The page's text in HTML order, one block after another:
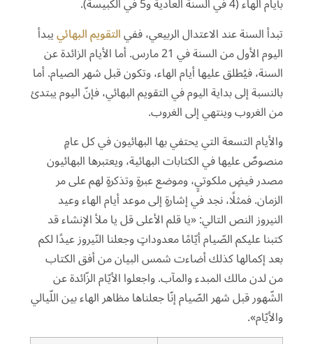
تبدأ السنة عند الاعتدال الربيعي، ففيالتقويم البهائييبدأ
اليوم الأول من السنة في 21 مارس. أما الأيام الزائدة عن
السنة، فيُطلق عليها أيام الهاء، وتكون قبل شهر الصيام. أما
بالنسبة إلى بداية اليوم في التقويم البهائي، فإنّ اليوم يبتدئ
من الغروب وينتهي إلى الغروب.
والأيام التسعة التي يحتفي بها البهائيون في كل عامٍ
منصوصٌ عليها في الكتابات البهائية، ويعتبرها البهائيون
مصدر فيضٍ ملكوتيٍ، وموضع عبرةٍ وتذكرةٍ لهم على مر
الزمان. فمثلًا، نجد في إشارةٍ إلى موعد أيام الهاء وعيد
النيروز النص التالي: «يا قلم الأعلى قل يا ملأ الإنشاء قد
كتبنا عليكم الصّيام أيّامًا معدوداتٍ وجعلنا النّيروز عيدًا لكم
بعد إكمالها كذلك أضاءت شمس البيان من أفق الكتاب
من لدن مالك المبدء والمآب. واجعلوا الأيّام الزّائدة عن
الشّهور قبل شهر الصّيام إنّا جعلناها مظاهر الهاء بين اللّيالي
والأيّام».